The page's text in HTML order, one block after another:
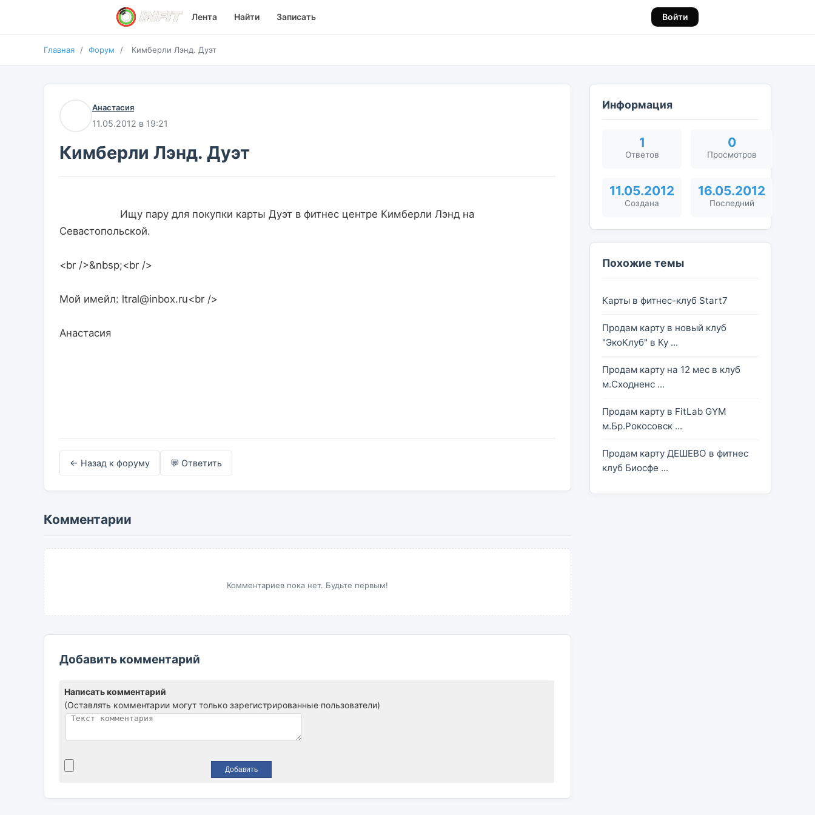
Лента Найти Записать Войти
Главная / Форум / Кимберли Лэнд. Дуэт
Анастасия
11.05.2012 в 19:21
Кимберли Лэнд. Дуэт
Севастопольской.
<br />&nbsp;<br />
Мой имейл: ltral@inbox.ru<br />
Анастасия
← Назад к форуму 💬 Ответить
Комментарии
Комментариев пока нет. Будьте первым!
Добавить комментарий
Написать комментарий
(Оставлять комментарии могут только зарегистрированные пользователи)
Информация
1
Ответов
0
Просмотров
11.05.2012
Создана
16.05.2012
Последний
Похожие темы
Карты в фитнес-клуб Start7
Продам карту в новый клуб
"ЭкоКлуб" в Ку ...
Продам карту на 12 мес в клуб
м.Сходненс ...
Продам карту в FitLab GYM
м.Бр.Рокосовск ...
Продам карту ДЕШЕВО в фитнес
клуб Биосфе ...